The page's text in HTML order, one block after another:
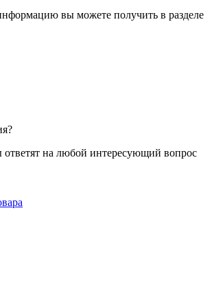
вы можете получить в разделе
на любой интересующий вопрос